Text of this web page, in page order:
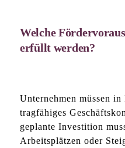
Welche
erfüllt werden?
Unternehmen müssen
tragfähiges
geplante Investition
Arbeitsplätzen oder